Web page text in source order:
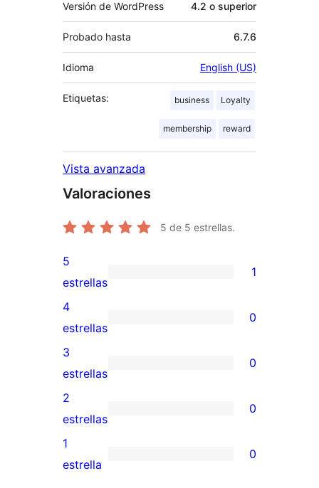
Versión de WordPress 4.2 o superior
Probado hasta 6.7.6
Idioma English (US)
Etiquetas: business Loyalty
membership reward
Vista avanzada
Valoraciones
5 de 5 estrellas.
1
valoración
de
5
estrellas
5
estrellas
1
0
valoraciones
de
4
estrellas
4
estrellas
0
0
valoraciones
de
3
estrellas
3
estrellas
0
0
valoraciones
de
2
estrellas
0
0
1
estrella
0